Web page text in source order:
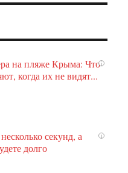
i
на пляже Крыма: Что
когда их не видят...
i
секунд, а
долго